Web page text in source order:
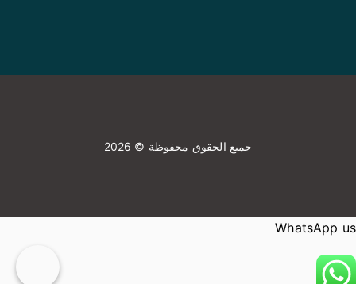
جميع الحقوق محفوظة © 2026
WhatsApp us